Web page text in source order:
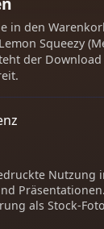
in den
Squeezy
der
Nutzung
als Stock-